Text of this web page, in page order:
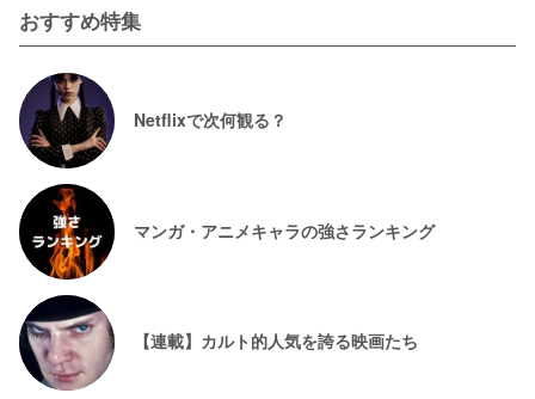
おすすめ特集
Netflixで次何観る？
マンガ・アニメキャラの強さランキング
【連載】カルト的人気を誇る映画たち